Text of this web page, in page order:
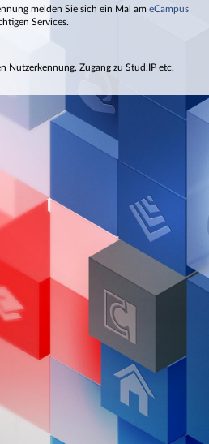
melden Sie sich ein Mal am eCampus
Services.
Nutzerkennung, Zugang zu Stud.IP etc.